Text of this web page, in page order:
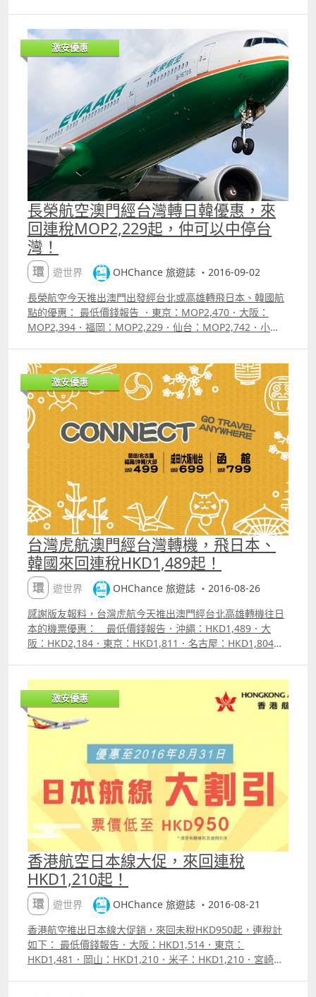
岡：HKD1,527．函館：HKD1,542．仙台：HKD1,542．大
邱：HKD1,560 以上價錢為澳門出發來回連稅價，且已包括
tigerconnect 及預訂費。岡山航線暫時仍不能直接買轉
機。 重點資訊．價錢旁顯示為 ldquo;sale farerdquo;
的即為特價；．講真Payday 只比Tiger Wow 平20蚊真係有
點失望；．回歸、聖誕、跨年、新年部份日子回程有平飛，
但去程基本上沒有；．其他時間票量平均，唔算太難搵；．
注意日韓航線不少是需要在台北都是隔夜轉機；．提提大
家，飛台北、高雄的話，11月及12月澳航同長榮的早鳥票也
可以看看，澳航最低MOP1,051、長榮最低MOP1,151（台
北會貴2舊水左右）。如果會拖行李的話，澳航長榮可能會
比較合用。 附加資訊．台灣虎航票價未包託運行李及餐
點（但已包手提行李10KG）．澳門台灣航線每一單程行李
價格： 15KG = HKD99; 20KG = HKD115; 25KG =
HKD130．台灣日本韓國航線每一單程行李價格： 15KG
= HKD182; 20KG = 206KG; 25KG = HKD230．虎航搭乘經
驗可參考：httpohnote.ohchance.infop=271 附註：上
最低價格；每一航班有否優惠票價及所存票量由航空公司決
定，優惠票量有限售完即止。 【促銷公司】台灣虎航
（Tigerair Taiwan）【搭乘日期】11月1日至2017年1月31
日【販賣時間】已開賣，至9月7日2359【最長停留】沒有
【航班限制】沒有【預訂網址】
httpohchance.inforeftigerair 價錢Sample ndash; 澳
門飛高雄來回連稅HKD592.15（未包每人HKD110預訂費）
激安優惠
長榮航空澳門經台灣轉日韓優惠，來
回連稅MOP2,229起，仲可以中停台
灣！
環遊世界
OHChance 旅遊誌 ・2016-09-02
長榮航空今天推出澳門出發經台北或高雄轉飛日本、韓國航
點的優惠： 最低價錢報告 ．東京：MOP2,470．大阪：
MOP2,394．福岡：MOP2,229．仙台：MOP2,742．小
發經台北或高雄轉機來回連稅價。 重點資訊．平飛數量
不多，真係要搵下先有；．最平的飛似乎都在9月，其他月
份最低價會比上面報告的略貴少少；．中秋、十一連假、回
歸、聖誕都無平，但跨年有；．可於去程或回程中途停留一
次，價錢會比最低價貴大約MOP130（台灣機場稅）。中停
票購買方法是利用multicity 功能分別填入各段航班及日子即
可；．優惠亦可以不同點來回，購買方法一樣是利用
multicity 功能。 附加資訊．在官網搜價頁面勾選
ldquo;彈性旅遊日期rdquo; 會出心水日子前後3天的票價，
較易找到平飛；．長榮航空台灣票價已包機上餐飲及20KG
托運行李額。 附註：上述最低價錢為航空公司公告之
最優惠價格，或本站能找到的最低價格；每一航班有否優惠
票價及所存票量由航空公司決定，優惠票量有限售完即止。
【促銷公司】長榮航空（Eva Air）【搭乘日期】即日起至12
月31日【販賣時間】已開賣，至9月25日2359【最長停留】
1個月【航班限制】沒有【預訂網址】
httpohchance.inforefevaair 價錢 Sample ndash; 澳門飛
大阪中停高雄來回連稅MOP2,523
激安優惠
台灣虎航澳門經台灣轉機，飛日本、
韓國來回連稅HKD1,489起！
環遊世界
OHChance 旅遊誌 ・2016-08-26
感謝版友報料，台灣虎航今天推出澳門經台北高雄轉機往日
本的機票優惠： 最低價錢報告．沖繩：HKD1,489．大
阪：HKD2,184．東京：HKD1,811．名古屋：HKD1,804．
包括tigerconnect 及預訂費。 岡山暫時仍不能直接買轉
機。 重點資訊．價錢旁顯示為 ldquo;sale farerdquo; 的
即為特價； ．中秋、十一連假沒有平飛； ．其他時間10月
平飛較多； ．注意不少航線在台北都是隔夜轉機； ．如果
沒有太多行李需求，虎航呢個優惠都值得考慮。 附加資
訊．台灣虎航票價未包託運行李及餐點（但已包手提行李
10KG） ．澳門台灣航線每一單程行李價格： 15KG =
HKD99; 20KG = 115KG; 25KG = HKD130 ．台灣日本韓國
航線每一單程行李價格： 15KG = HKD182; 20KG =
206KG; 25KG = HKD230 ．虎航搭乘經驗可參考：
httpohnote.ohchance.infop=271 附註：上述最低價
錢為航空公司公告之最優惠價格，或本站能找到的最低價
格；每一航班有否優惠票價及所存票量由航空公司決定，優
惠票量有限售完即止。 【促銷公司】台灣虎航（Tigerair
Taiwan）【搭乘日期】9月1日至10月31日【販賣時間】已
開賣，至8月28日2359【最長停留】沒有【航班限制】沒有
【預訂網址】httpohchance.inforeftigerair 價錢Sample
ndash; 澳門飛沖繩來回連稅HKD1,011（未包預訂費及
Tigerconnect費用）
激安優惠
香港航空日本線大促，來回連稅
HKD1,210起！
環遊世界
OHChance 旅遊誌 ・2016-08-21
香港航空推出日本線大促銷，來回未稅HKD950起，連稅計
如下： 最低價錢報告．大阪：HKD1,514．東京：
HKD1,481．岡山：HKD1,210．米子：HKD1,210．宮崎：